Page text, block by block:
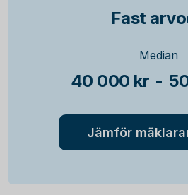
Fast
Median
40 000 kr -
Jämför